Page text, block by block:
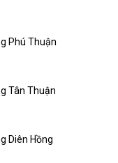
Phú Thuận
Tân Thuận
Diên Hồng